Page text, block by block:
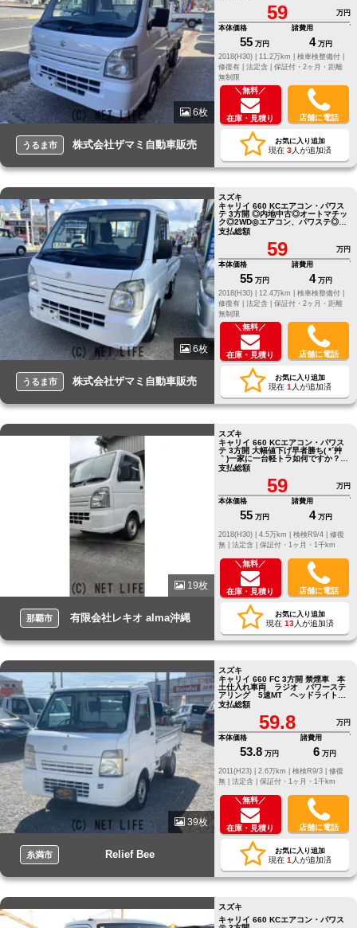
6枚
うるま市 株式会社ザマミ自動車販売
59
万円
本体価格
55 万円
諸費用
4 万円
2018(H30) |
11.2万km |
検車検整備付 |
修復有 | 法定含 | 保証付・2ヶ月・距離
無制限
＼無料／
在庫・見積り 店舗に電話
お気に入り追加
現在 3人が追加済
6枚
うるま市 株式会社ザマミ自動車販売
スズキ
キャリイ 660 KCエアコン・パワス
テ 3方開 ◎内地中古◎オートマチッ
ク◎2WD◎エアコン、パワステ◎エ
アバック◎ドライブレコーダー付き
支払総額
59
万円
本体価格
55 万円
諸費用
4 万円
2018(H30) |
12.4万km |
検車検整備付 |
修復有 | 法定含 | 保証付・2ヶ月・距離
無制限
＼無料／
在庫・見積り 店舗に電話
お気に入り追加
現在 1 人が追加済
19枚
那覇市 有限会社レキオ alma沖縄
スズキ
キャリイ 660 KCエアコン・パワス
テ 3方開 大幅値下げ早者勝ち( *´艸
｀)一家に一台軽トラ如何ですか？軽
トラと言えばスズキのキャリ～('ω')
支払総額
59
万円
本体価格
55 万円
諸費用
4 万円
修復
無 | 法定含 | 保証付・1ヶ月・1千km
＼無料／
在庫・見積り 店舗に電話
お気に入り追加
現在 13人が追加済
39枚
糸満市 Relief Bee
スズキ
キャリイ 660 FC 3方開 禁煙車 本
土仕入れ車両 ラジオ パワーステ
アリング 5速MT ヘッドライトレ
ベライザー スペアタイヤ
支払総額
59.8
万円
本体価格
53.8 万円
諸費用
6 万円
修復
無 | 法定含 | 保証付・1ヶ月・1千km
＼無料／
在庫・見積り 店舗に電話
お気に入り追加
現在 1 人が追加済
スズキ
キャリイ 660 KCエアコン・パワス